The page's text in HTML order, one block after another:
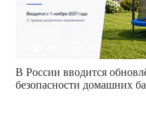
В России вводится
безопасности домашних